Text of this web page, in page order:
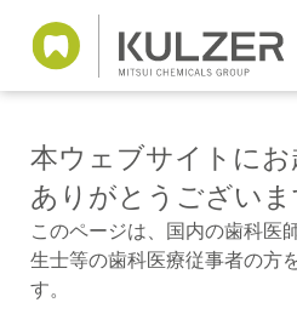
本ウェブサイトにお
ありがとうございま
このページは、国内の歯科医
生士等の歯科医療従事者の方
す。